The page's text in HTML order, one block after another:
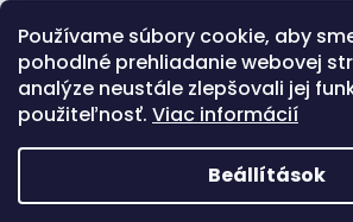
Používame súbory cookie, aby
pohodlné prehliadanie webovej
analýze neustále zlepšovali jej
použiteľnosť. Viac informácií
Beállítások
Kövessen minket az Instagramon
Shoptet.sk